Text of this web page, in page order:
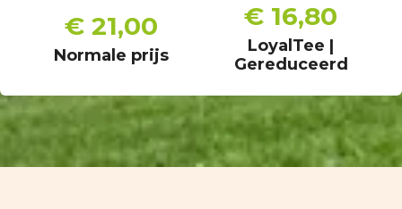
€ 21,00
Normale prijs
€ 16,80
LoyalTee |
Gereduceerd